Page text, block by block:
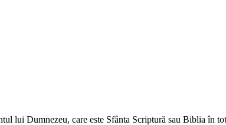
lui Dumnezeu, care este Sfânta Scriptură sau Biblia în